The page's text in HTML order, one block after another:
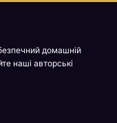
домашній
наші авторські